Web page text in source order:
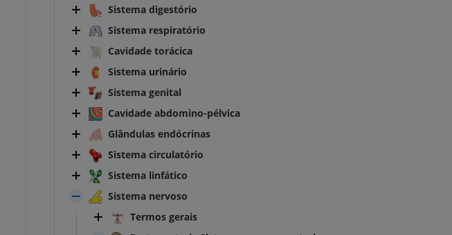
Sistema digestório
Sistema respiratório
Cavidade torácica
Sistema urinário
Sistema genital
Cavidade abdomino-pélvica
Glândulas endócrinas
Sistema circulatório
Sistema linfático
Sistema nervoso
Termos gerais